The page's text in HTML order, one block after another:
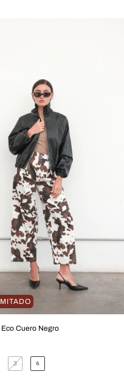
Cuero Negro
3 4